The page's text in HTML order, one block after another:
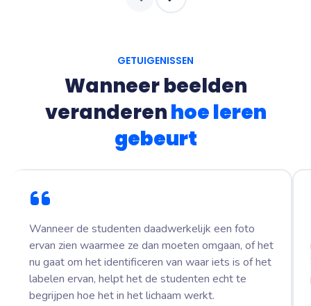
GETUIGENISSEN
Wanneer beelden
veranderenhoe leren
gebeurt
Wanneer de studenten daadwerkelijk een foto
ervan zien waarmee ze dan moeten omgaan, of het
nu gaat om het identificeren van waar iets is of het
labelen ervan, helpt het de studenten echt te
begrijpen hoe het in het lichaam werkt.